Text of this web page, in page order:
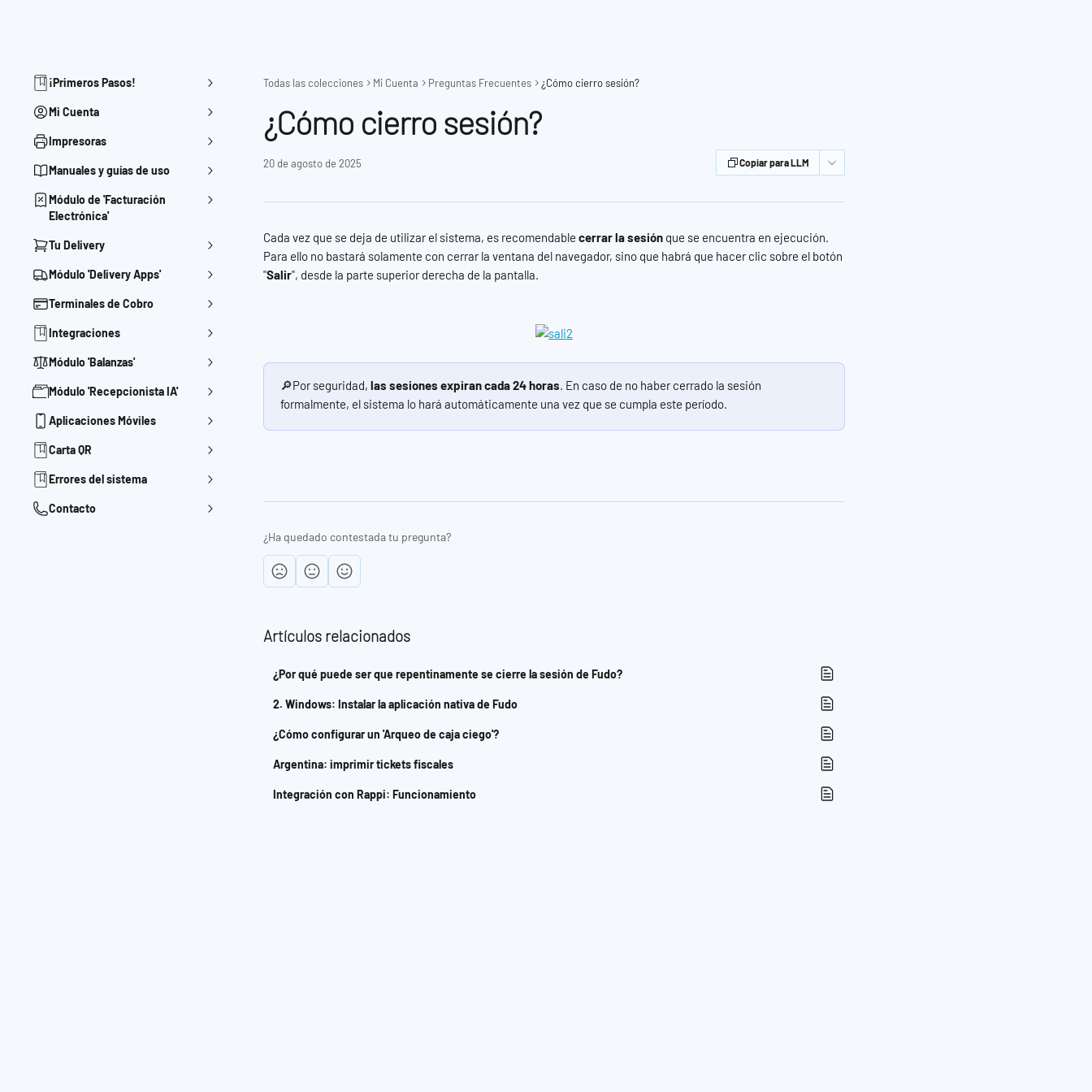
¡Primeros Pasos!
Mi Cuenta
Impresoras
Manuales y guías de uso
Módulo de 'Facturación
Electrónica'
Tu Delivery
Módulo 'Delivery Apps'
Terminales de Cobro
Integraciones
Módulo 'Balanzas'
Módulo 'Recepcionista IA'
Aplicaciones Móviles
Carta QR
Errores del sistema
Contacto
Todas las colecciones Mi Cuenta Preguntas Frecuentes ¿Cómo cierro sesión?
¿Cómo cierro sesión?
20 de agosto de 2025 Copiar para LLM
Cada vez que se deja de utilizar el sistema, es recomendable cerrar la sesión que se encuentra en ejecución.
Para ello no bastará solamente con cerrar la ventana del navegador, sino que habrá que hacer clic sobre el botón
"Salir", desde la parte superior derecha de la pantalla.
🔎Por seguridad, las sesiones expiran cada 24 horas. En caso de no haber cerrado la sesión
formalmente, el sistema lo hará automáticamente una vez que se cumpla este período.
¿Ha quedado contestada tu pregunta?
Artículos relacionados
¿Por qué puede ser que repentinamente se cierre la sesión de Fudo?
2. Windows: Instalar la aplicación nativa de Fudo
¿Cómo configurar un 'Arqueo de caja ciego'?
Argentina: imprimir tickets fiscales
Integración con Rappi: Funcionamiento